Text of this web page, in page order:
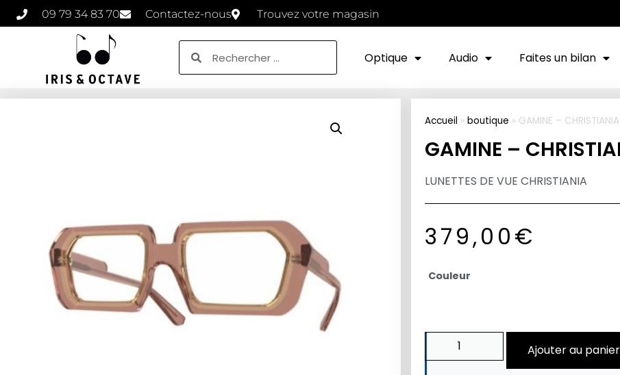
09 79 34 83 70 Contactez-nous Trouvez votre magasin
Optique Audio Faites un bilan
Accueil » boutique » GAMINE – CHRISTIANIA
GAMINE –
LUNETTES DE VUE CHRISTIANIA
379,00€
Couleur
Ajouter au panier